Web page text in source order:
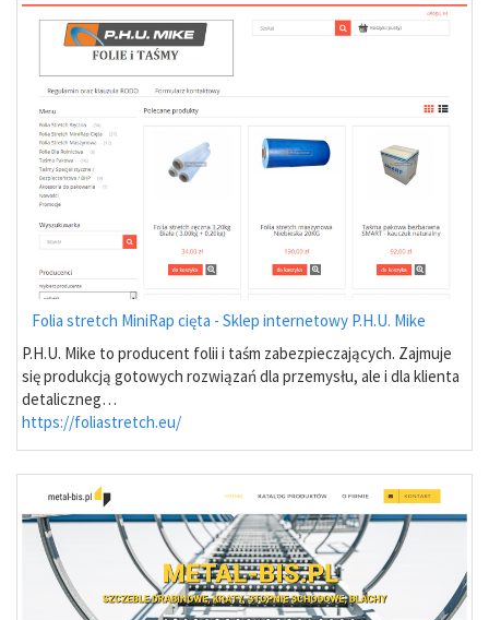
Folia stretch MiniRap cięta - Sklep internetowy P.H.U. Mike
P.H.U. Mike to producent folii i taśm zabezpieczających. Zajmuje
się produkcją gotowych rozwiązań dla przemysłu, ale i dla klienta
detaliczneg…
https://foliastretch.eu/